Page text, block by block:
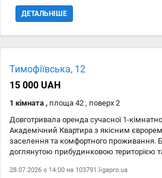
ДЕТАЛЬНІШЕ
Тимофіївська, 12
15 000 UAH
1 кімната , площа 42 , поверх 2
Довготривала оренда сучасної 1-
Академічний Квартира з якісним
заселення та комфортного проживання.
доглянутою прибудинковою територією
пішій доступності знаходяться магазини,
28.07.2026 о 14:00 на 103791.ligapro.ua